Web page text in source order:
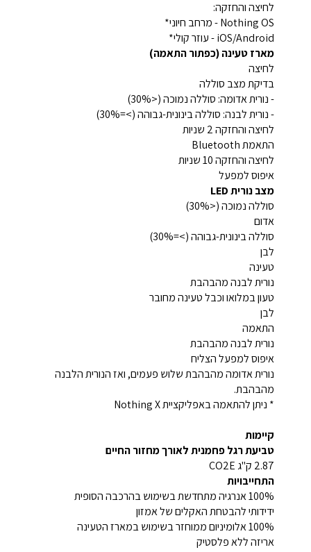
לחיצה והחזקה:
Nothing OS - מרחב חיוני*
iOS/Android - עוזר קולי*
מארז טעינה (כפתור התאמה)
לחיצה
בדיקת מצב סוללה
- נורית אדומה: סוללה נמוכה (<30%)
- נורית לבנה: סוללה בינונית-גבוהה (>=30%)
לחיצה והחזקה 2 שניות
התאמת Bluetooth
לחיצה והחזקה 10 שניות
איפוס למפעל
מצב נורית LED
סוללה נמוכה (<30%)
אדום
סוללה בינונית-גבוהה (>=30%)
לבן
טעינה
נורית לבנה מהבהבת
טעון במלואו וכבל טעינה מחובר
לבן
התאמה
נורית לבנה מהבהבת
איפוס למפעל הצליח
נורית אדומה מהבהבת שלוש פעמים, ואז הנורית הלבנה
מהבהבת.
* ניתן להתאמה באפליקציית Nothing X
קיימות
טביעת רגל פחמנית לאורך מחזור החיים
2.87 ק"ג CO2E
התחייבויות
100% אנרגיה מתחדשת בשימוש בהרכבה הסופית
ידידותי להבטחת האקלים של אמזון
100% אלומיניום ממוחזר בשימוש במארז הטעינה
אריזה ללא פלסטיק